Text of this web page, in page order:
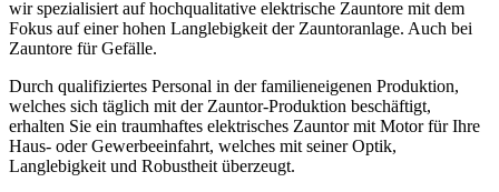
wir spezialisiert auf hochqualitative elektrische Zauntore mit dem
Fokus auf einer hohen Langlebigkeit der Zauntoranlage. Auch bei
Zauntore für Gefälle.
Durch qualifiziertes Personal in der familieneigenen Produktion,
welches sich täglich mit der Zauntor-Produktion beschäftigt,
erhalten Sie ein traumhaftes elektrisches Zauntor mit Motor für Ihre
Haus- oder Gewerbeeinfahrt, welches mit seiner Optik,
Langlebigkeit und Robustheit überzeugt.